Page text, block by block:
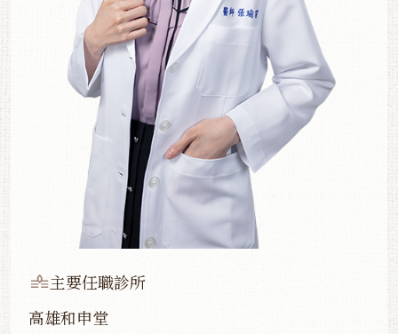
主要任職診所
高雄和申堂